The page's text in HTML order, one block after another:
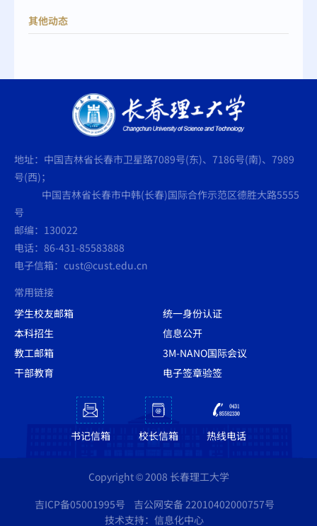
其他动态
地址：中国吉林省长春市卫星路7089号(东)、7186号(南)、7989
号(西)；
中国吉林省长春市中韩(长春)国际合作示范区德胜大路5555
号
邮编：130022
电话：86-431-85583888
电子信箱：cust@cust.edu.cn
常用链接
学生校友邮箱
统一身份认证
本科招生
信息公开
教工邮箱
3M-NANO国际会议
干部教育
电子签章验签
书记信箱 校长信箱 热线电话
Copyright © 2008 长春理工大学
吉ICP备05001995号
吉公网安备 22010402000757号
技术支持：信息化中心